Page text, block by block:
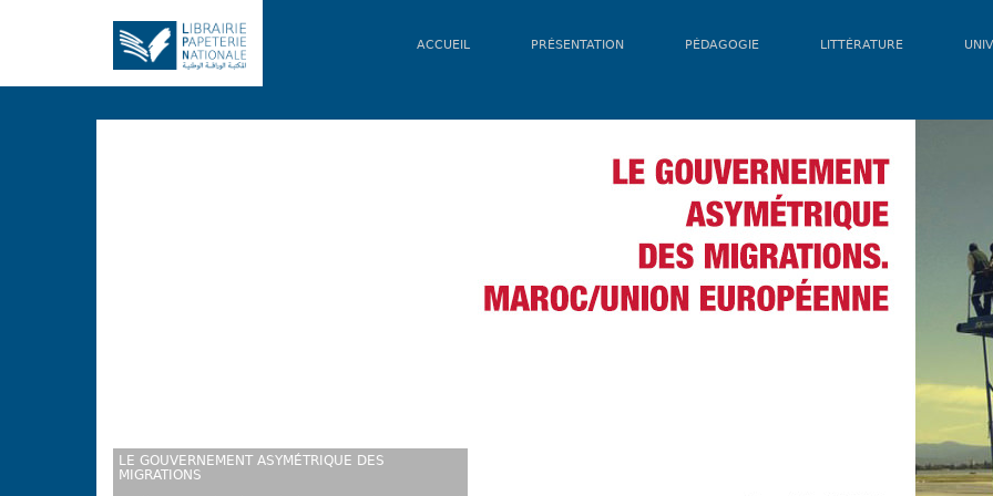
ACCUEIL PRÉSENTATION PÉDAGOGIE LITTÉRATURE
LE GOUVERNEMENT ASYMÉTRIQUE DES
MIGRATIONS